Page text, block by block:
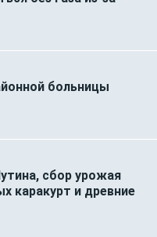
больницы
сбор урожая
каракурт и древние